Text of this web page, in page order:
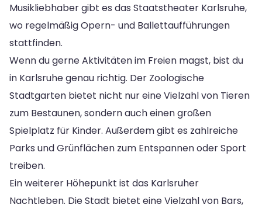
Musikliebhaber gibt es das Staatstheater Karlsruhe,
wo regelmäßig Opern- und Ballettaufführungen
stattfinden.
Wenn du gerne Aktivitäten im Freien magst, bist du
in Karlsruhe genau richtig. Der Zoologische
Stadtgarten bietet nicht nur eine Vielzahl von Tieren
zum Bestaunen, sondern auch einen großen
Spielplatz für Kinder. Außerdem gibt es zahlreiche
Parks und Grünflächen zum Entspannen oder Sport
treiben.
Ein weiterer Höhepunkt ist das Karlsruher
Nachtleben. Die Stadt bietet eine Vielzahl von Bars,